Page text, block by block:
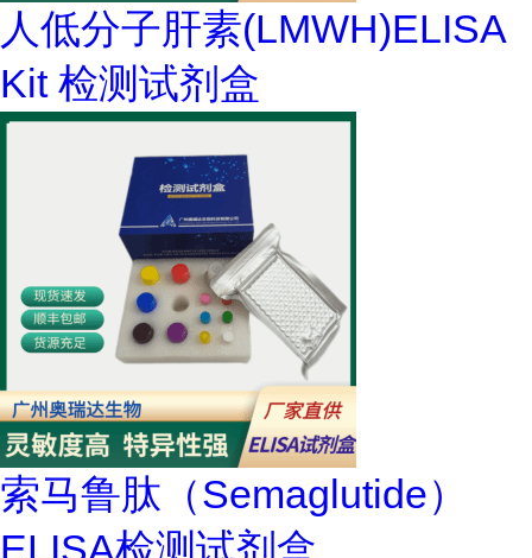
人低分子肝素(LMWH)ELISA
Kit 检测试剂盒
索马鲁肽（Semaglutide）
ELISA检测试剂盒